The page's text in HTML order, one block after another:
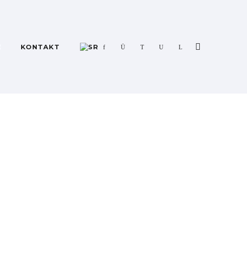
KONTAKT